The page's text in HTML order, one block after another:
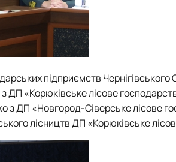
підприємств
ДП «Корюківське лісове
з ДП «Новгород-Сіверське лісове
лісництв ДП «Корюківське